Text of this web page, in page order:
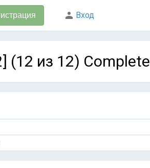
Вход
(12 из 12) Complete